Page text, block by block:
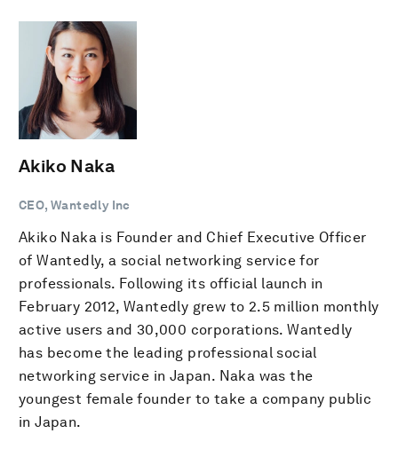
Akiko Naka
CEO, Wantedly Inc
Akiko Naka is Founder and Chief Executive Officer
of Wantedly, a social networking service for
professionals. Following its official launch in
February 2012, Wantedly grew to 2.5 million monthly
active users and 30,000 corporations. Wantedly
has become the leading professional social
networking service in Japan. Naka was the
youngest female founder to take a company public
in Japan.